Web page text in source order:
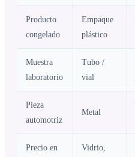
Producto
congelado
Empaque
plástico
Muestra
laboratorio
Tubo /
vial
Pieza
automotriz
Metal
Precio en
Vidrio,